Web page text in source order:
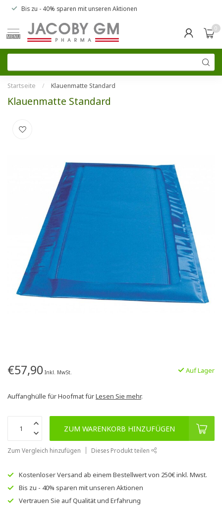
Bis zu - 40% sparen mit unseren Aktionen
MENU
0
Startseite / Klauenmatte Standard
Klauenmatte Standard
€57,90 Inkl. MwSt. Auf Lager
Auffanghülle für Hoofmat fürLesen Sie mehr.
ZUM WARENKORB HINZUFÜGEN
Zum Vergleich hinzufügen Dieses Produkt teilen
Kostenloser Versand ab einem Bestellwert von 250€inkl. Mwst.
Bis zu - 40% sparen mit unseren Aktionen
Vertrauen Sie aufQualität und Erfahrung